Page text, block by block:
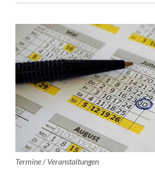
Termine / Veranstaltungen